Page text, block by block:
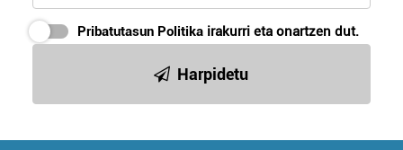
Pribatutasun Politika irakurri eta onartzen dut.
Harpidetu